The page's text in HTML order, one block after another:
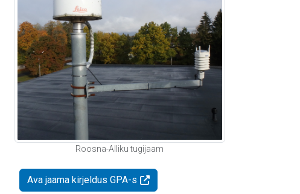
Roosna-Alliku tugijaam
Ava jaama kirjeldus GPA-s